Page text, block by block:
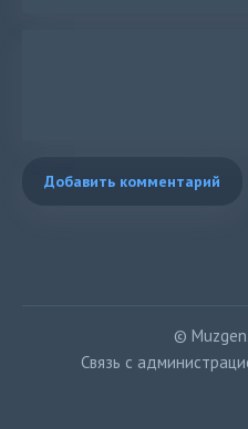
Добавить комментарий
©
Связь с